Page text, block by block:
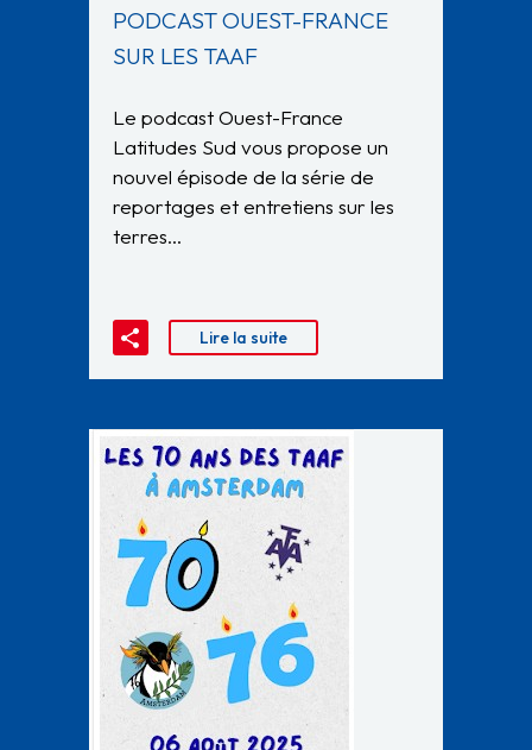
PODCAST OUEST-FRANCE
SUR LES TAAF
Le podcast Ouest-France
Latitudes Sud vous propose un
nouvel épisode de la série de
reportages et entretiens sur les
terres…
Lire la suite